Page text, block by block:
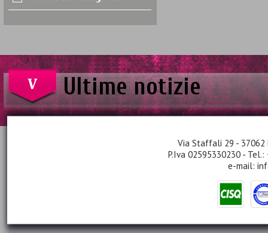
Ultime notizie
Via Staffali 29 - 37062
P.Iva 02595330230 -
e-mail: